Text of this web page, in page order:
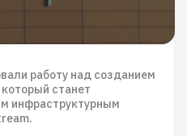
работу над созданием
станет
инфраструктурным